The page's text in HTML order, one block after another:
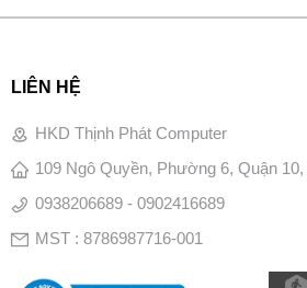
LIÊN HỆ
HKD Thịnh Phát Computer
109 Ngô Quyền, Phường 6, Quận
0938206689 - 0902416689
MST : 8786987716-001